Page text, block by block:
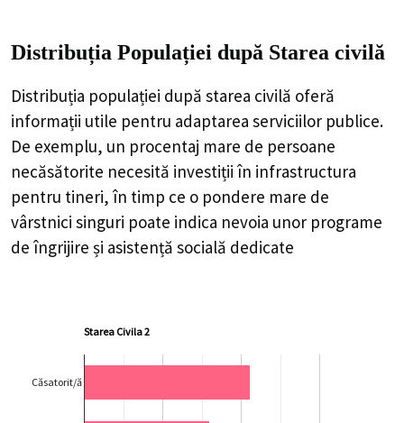
Distribuția Populației după Starea civilă
Distribuția populației după starea civilă oferă
informații utile pentru adaptarea serviciilor publice.
De exemplu, un procentaj mare de persoane
necăsătorite necesită investiții în infrastructura
pentru tineri, în timp ce o pondere mare de
vârstnici singuri poate indica nevoia unor programe
de îngrijire și asistență socială dedicate
Starea Civila 2
Căsatorit/ă